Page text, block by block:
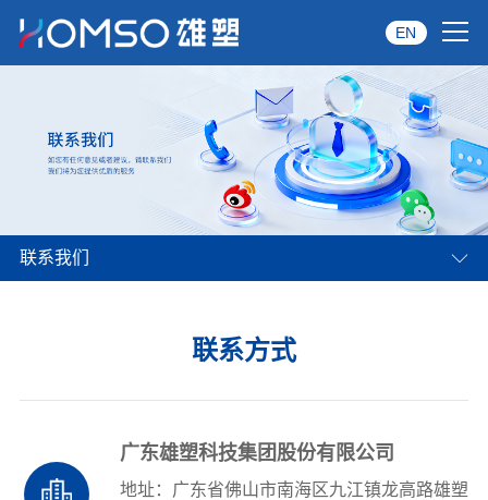
关于雄塑
品牌服务
经典案例
EN
联系我们
联系方式
广东雄塑科技集团股份有限公司
地址：广东省佛山市南海区九江镇龙高路雄塑